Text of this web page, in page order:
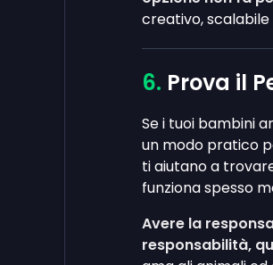
creativo,
Prova il
Se i tuoi bambini
un modo pratico
ti aiutano a
funziona spesso
Avere la
responsabilità,